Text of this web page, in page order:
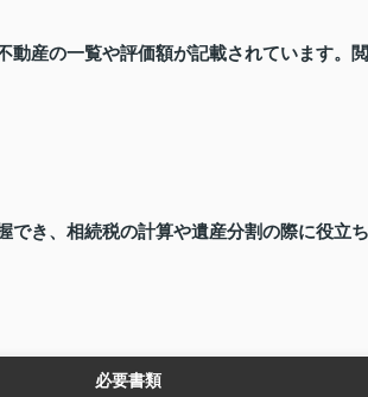
動産の一覧や評価額が記載されています。閲
でき、相続税の計算や遺産分割の際に役立ち
必要書類